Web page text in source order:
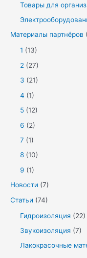
Товары для
Материалы партнёров
1 (13)
2 (27)
3 (21)
4 (1)
5 (12)
6 (2)
7 (1)
8 (10)
9 (1)
Новости (7)
Статьи (74)
Гидроизоляция (22)
Звукоизоляция (7)
Лакокрасочные